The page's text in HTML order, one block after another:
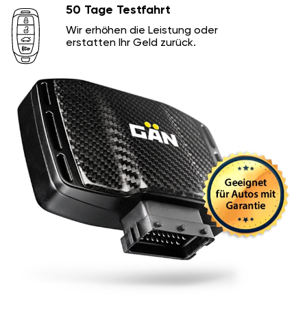
50 Tage Testfahrt
Wir erhöhen die Leistung oder
erstatten Ihr Geld zurück.